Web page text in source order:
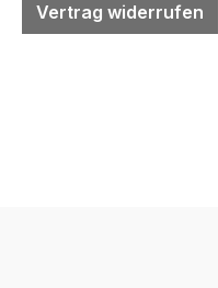
Vertrag widerrufen